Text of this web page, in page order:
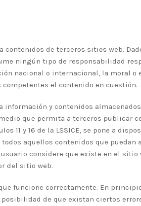
de terceros sitios web.
ningún tipo de responsabilidad
nacional o internacional, la moral
el contenido en cuestión.
la información y contenidos
que permita a terceros publicar
11 y 16 de la LSSICE, se pone a
aquellos contenidos que
considere que existe en el
del sitio web.
funcione correctamente. En
posibilidad de que existan ciertos